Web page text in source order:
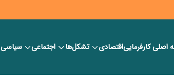
اصلیکارفرماییاقتصادی تشکل‌ها اجتماعی سیاسی
نباشند؛ خرید دینار در بانک‌ها و صرافی‌ها
دلاری اوراسیا تا ۲۰۳۵